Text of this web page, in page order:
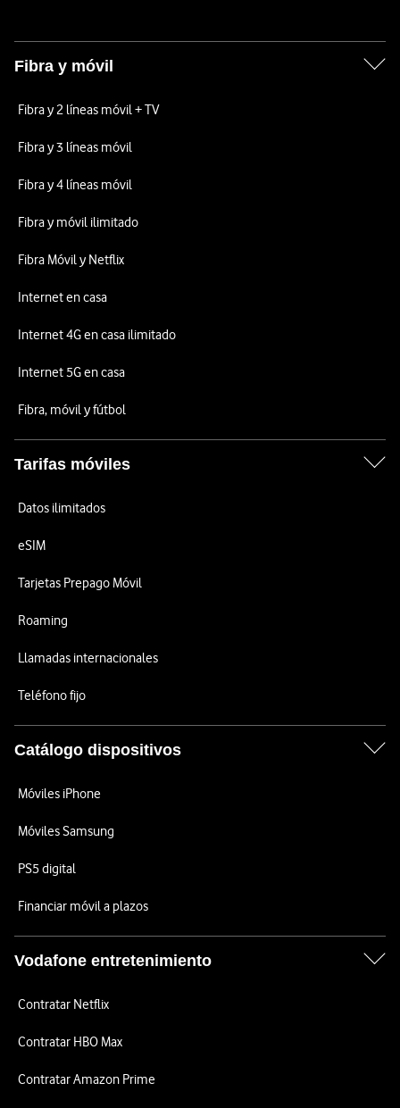
Fibra y móvil
Fibra y 2 líneas móvil + TV
Fibra y 3 líneas móvil
Fibra y 4 líneas móvil
Fibra y móvil ilimitado
Fibra Móvil y Netflix
Internet en casa
Internet 4G en casa ilimitado
Internet 5G en casa
Fibra, móvil y fútbol
Tarifas móviles
Datos ilimitados
eSIM
Tarjetas Prepago Móvil
Roaming
Llamadas internacionales
Teléfono fijo
Catálogo dispositivos
Móviles iPhone
Móviles Samsung
PS5 digital
Financiar móvil a plazos
Vodafone entretenimiento
Contratar Netflix
Contratar HBO Max
Contratar Amazon Prime